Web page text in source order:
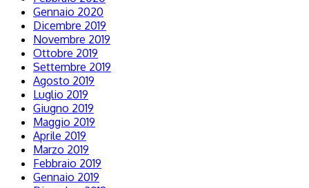
Gennaio 2020
Dicembre 2019
Novembre 2019
Ottobre 2019
Settembre 2019
Agosto 2019
Luglio 2019
Giugno 2019
Maggio 2019
Aprile 2019
Marzo 2019
Febbraio 2019
Gennaio 2019